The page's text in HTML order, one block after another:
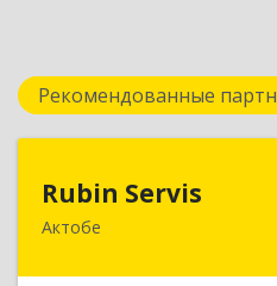
Рекомендованные
Rubin Servis
Актобе030000, РК, г.